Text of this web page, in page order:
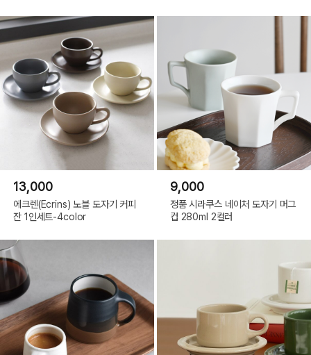
13,000
에크렌(Ecrins) 노블 도자기 커피
잔 1인세트-4color
9,000
정품 시라쿠스 네이처 도자기 머그
컵 280ml 2컬러